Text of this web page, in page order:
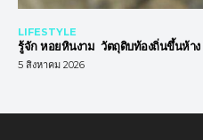
LIFESTYLE
รู้จัก หอยหินงาม วัตถุดิบท้องถิ่นขึ้นห้าง
5 สิงหาคม 2026